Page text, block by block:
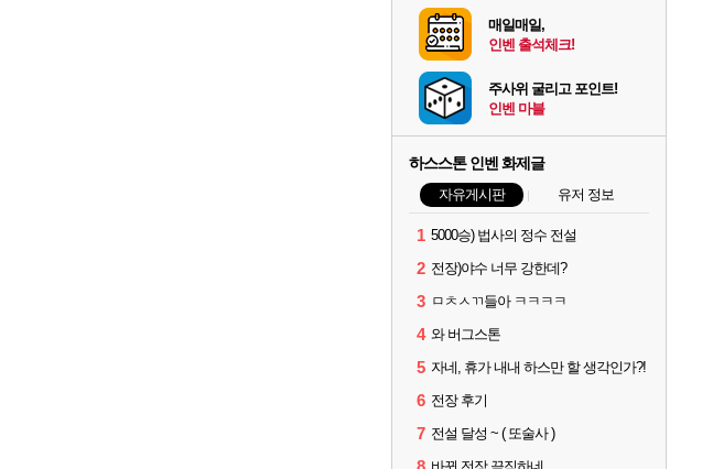
매일매일,
인벤 출석체크!
주사위 굴리고 포인트!
인벤 마블
하스스톤 인벤 화제글
자유게시판 유저 정보
1 5000승) 법사의 정수 전설
2 전장)야수 너무 강한데?
3 ㅁㅊㅅㄲ들아 ㅋㅋㅋㅋ
4 와 버그스톤
5 자네, 휴가 내내 하스만 할 생각인가?!
6 전장 후기
7 전설 달성 ~ ( 또술사 )